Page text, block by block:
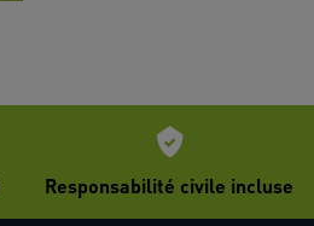
Responsabilité civile incluse